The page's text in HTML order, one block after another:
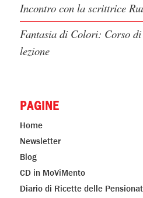
Incontro con la scrittrice
Fantasia di Colori: Corso
lezione
PAGINE
Home
Newsletter
Blog
CD in MoViMento
Diario di Ricette delle